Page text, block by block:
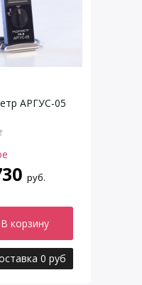
АРГУС-05
руб.
В корзину
0 руб